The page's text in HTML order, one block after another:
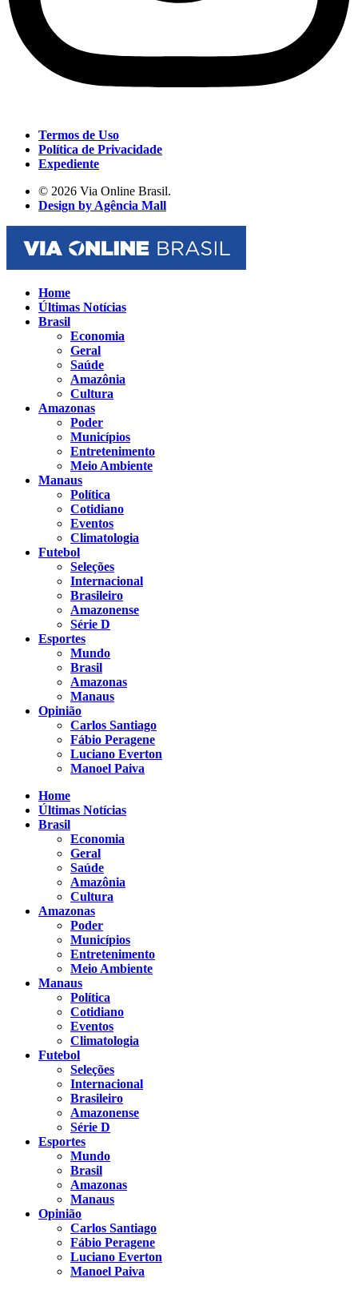
Termos de Uso
Política de Privacidade
Expediente
© 2026 Via Online Brasil.
Design by Agência Mall
Home
Últimas Notícias
Brasil
Economia
Geral
Saúde
Amazônia
Cultura
Amazonas
Poder
Municípios
Entretenimento
Meio Ambiente
Manaus
Política
Cotidiano
Eventos
Climatologia
Futebol
Seleções
Internacional
Brasileiro
Amazonense
Série D
Esportes
Mundo
Brasil
Amazonas
Manaus
Opinião
Carlos Santiago
Fábio Peragene
Luciano Everton
Manoel Paiva
Home
Últimas Notícias
Brasil
Economia
Geral
Saúde
Amazônia
Cultura
Amazonas
Poder
Municípios
Entretenimento
Meio Ambiente
Manaus
Política
Cotidiano
Eventos
Climatologia
Futebol
Seleções
Internacional
Brasileiro
Amazonense
Série D
Esportes
Mundo
Brasil
Amazonas
Manaus
Opinião
Carlos Santiago
Fábio Peragene
Luciano Everton
Manoel Paiva